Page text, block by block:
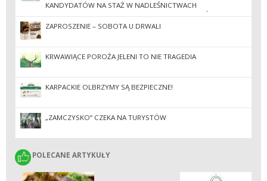
KANDYDATÓW NA STAŻ W NADLEŚNICTWACH
ZGRUPOWANYCH W REGIONALNEJ DYREKCJI LASÓW
PAŃSTWOWYCH W KROŚNIE W 2026 ROKU
ZAPROSZENIE – SOBOTA U DRWALI
KRWAWIĄCE POROŻA JELENI TO NIE TRAGEDIA
KARPACKIE OLBRZYMY SĄ BEZPIECZNE!
„ZAMCZYSKO” CZEKA NA TURYSTÓW
POLECANE ARTYKUŁY
POLECANE ARTYKUŁY